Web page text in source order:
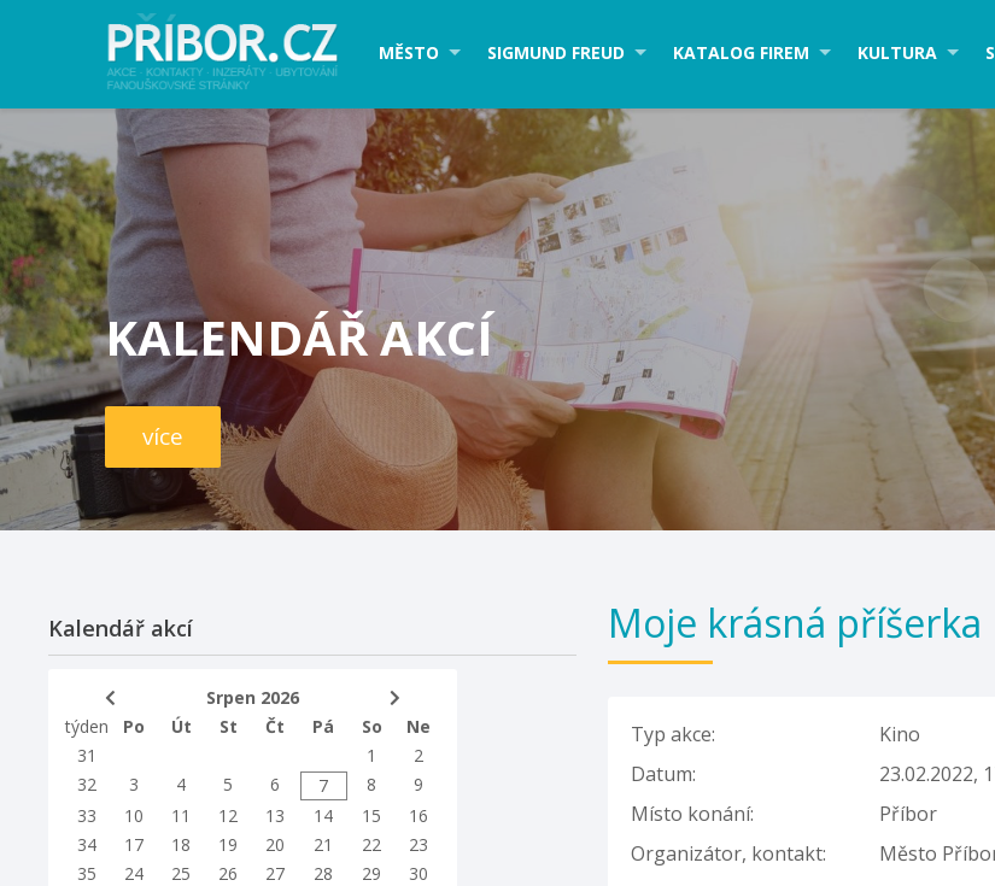
MĚSTO SIGMUND FREUD KATALOG FIREM KULTURA
KALENDÁŘ AKCÍ
více
Moje krásná příšerka
Typ akce:
Kino
Datum:
23.02.2022,
Místo konání:
Příbor
Organizátor, kontakt:
Město
Kalendář akcí
Srpen 2026
týden
Po Út St Čt Pá So
Ne
31
1
2
32
3 4 5 6 7 8
9
33
10 11 12 13 14 15
16
34
17 18 19 20 21 22
23
35
24 25 26 27 28 29
30